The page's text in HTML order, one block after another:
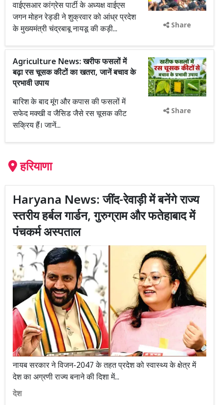
वाईएसआर कांग्रेस पार्टी के अध्यक्ष वाईएस
जगन मोहन रेड्डी ने शुक्रवार को आंध्र प्रदेश
के मुख्यमंत्री चंद्रबाबू नायडू की कड़ी...
Share
Agriculture News: खरीफ फसलों में
बढ़ा रस चूसक कीटों का खतरा, जानें बचाव के
प्रभावी उपाय
बारिश के बाद मूंग और कपास की फसलों में
सफेद मक्खी व जैसिड जैसे रस चूसक कीट
सक्रिय हैं। जानें...
Share
हरियाणा
Haryana News: जींद-रेवाड़ी में बनेंगे राज्य
स्तरीय हर्बल गार्डन, गुरुग्राम और फतेहाबाद में
पंचकर्म अस्पताल
नायब सरकार ने विजन-2047 के तहत प्रदेश को स्वास्थ्य के क्षेत्र में
देश का अग्रणी राज्य बनाने की दिशा में...
देश